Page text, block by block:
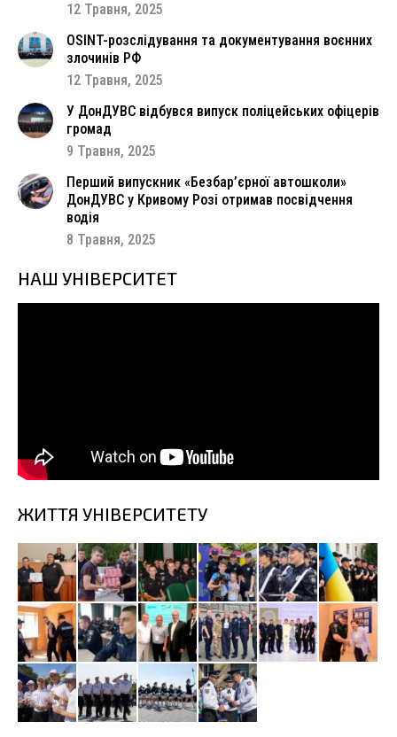
12 Травня, 2025
OSINT-розслідування та документування воєнних
злочинів РФ
12 Травня, 2025
У ДонДУВС відбувся випуск поліцейських офіцерів
громад
9 Травня, 2025
Перший випускник «Безбар’єрної автошколи»
ДонДУВС у Кривому Розі отримав посвідчення
водія
8 Травня, 2025
НАШ УНІВЕРСИТЕТ
ЖИТТЯ УНІВЕРСИТЕТУ